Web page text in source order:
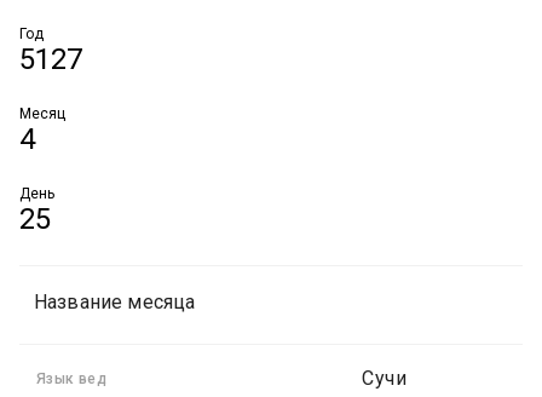
Год
5127
Месяц
4
День
25
Название месяца
Язык вед Сучи